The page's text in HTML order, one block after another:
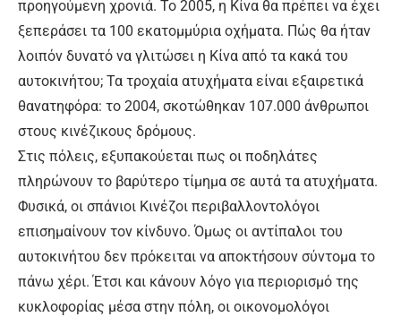
προηγούμενη χρονιά. Το 2005, η Κίνα θα πρέπει να έχει
ξεπεράσει τα 100 εκατομμύρια οχήματα. Πώς θα ήταν
λοιπόν δυνατό να γλιτώσει η Κίνα από τα κακά του
αυτοκινήτου; Τα τροχαία ατυχήματα είναι εξαιρετικά
θανατηφόρα: το 2004, σκοτώθηκαν 107.000 άνθρωποι
στους κινέζικους δρόμους.
Στις πόλεις, εξυπακούεται πως οι ποδηλάτες
πληρώνουν το βαρύτερο τίμημα σε αυτά τα ατυχήματα.
Φυσικά, οι σπάνιοι Κινέζοι περιβαλλοντολόγοι
επισημαίνουν τον κίνδυνο. Όμως οι αντίπαλοι του
αυτοκινήτου δεν πρόκειται να αποκτήσουν σύντομα το
πάνω χέρι. Έτσι και κάνουν λόγο για περιορισμό της
κυκλοφορίας μέσα στην πόλη, οι οικονομολόγοι